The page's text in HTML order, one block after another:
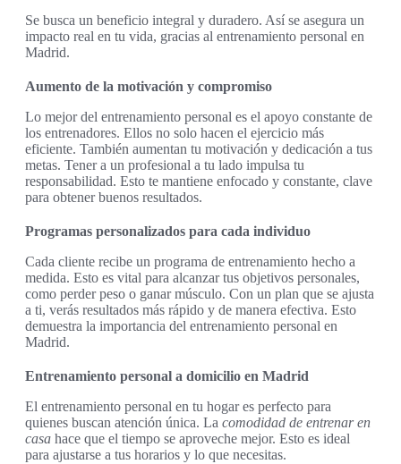
Se busca un beneficio integral y duradero. Así se asegura un
impacto real en tu vida, gracias al entrenamiento personal en
Madrid.
Aumento de la motivación y compromiso
Lo mejor del entrenamiento personal es el apoyo constante de
los entrenadores. Ellos no solo hacen el ejercicio más
eficiente. También aumentan tu motivación y dedicación a tus
metas. Tener a un profesional a tu lado impulsa tu
responsabilidad. Esto te mantiene enfocado y constante, clave
para obtener buenos resultados.
Programas personalizados para cada individuo
Cada cliente recibe un programa de entrenamiento hecho a
medida. Esto es vital para alcanzar tus objetivos personales,
como perder peso o ganar músculo. Con un plan que se ajusta
a ti, verás resultados más rápido y de manera efectiva. Esto
demuestra la importancia del entrenamiento personal en
Madrid.
Entrenamiento personal a domicilio en Madrid
El entrenamiento personal en tu hogar es perfecto para
quienes buscan atención única. La comodidad de entrenar en
casa hace que el tiempo se aproveche mejor. Esto es ideal
para ajustarse a tus horarios y lo que necesitas.